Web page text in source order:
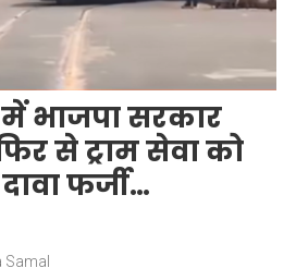
भाजपा सरकार
से ट्राम सेवा को
फर्जी…
Samal